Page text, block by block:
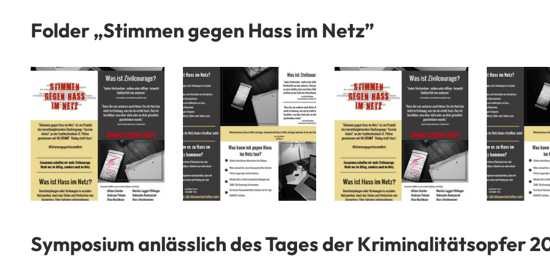
Folder „Stimmen gegen Hass im Netz”
Symposium anlässlich des Tages der Kriminalitätsopfer